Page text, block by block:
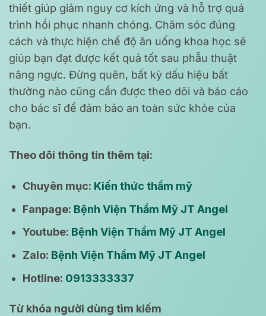
thiết giúp giảm nguy cơ kích ứng và hỗ trợ quá
trình hồi phục nhanh chóng. Chăm sóc đúng
cách và thực hiện chế độ ăn uống khoa học sẽ
giúp bạn đạt được kết quả tốt sau phẫu thuật
nâng ngực. Đừng quên, bất kỳ dấu hiệu bất
thường nào cũng cần được theo dõi và báo cáo
cho bác sĩ để đảm bảo an toàn sức khỏe của
bạn.
Theo dõi thông tin thêm tại:
Chuyên mục: Kiến thức thẩm mỹ
Fanpage: Bệnh Viện Thẩm Mỹ JT Angel
Youtube: Bệnh Viện Thẩm Mỹ JT Angel
Zalo: Bệnh Viện Thẩm Mỹ JT Angel
Hotline: 0913333337
Từ khóa người dùng tìm kiếm